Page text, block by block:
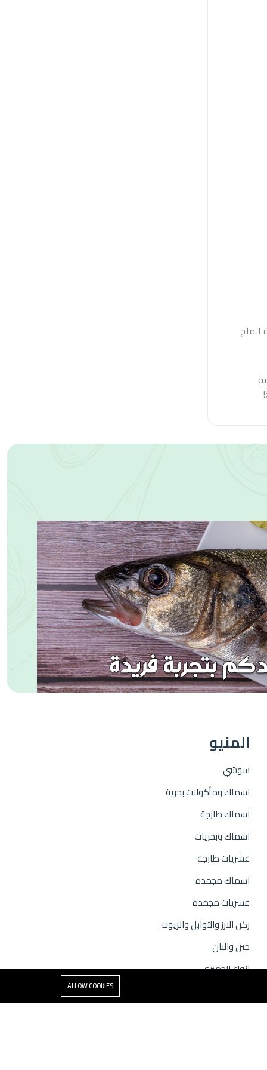
إضافة الملح
المنيو
سوشي
اسماك ومأكولات بحرية
اسماك طازجة
اسماك وبحريات
قشريات طازجة
اسماك مجمدة
قشريات مجمدة
ركن الارز والتوابل والزيوت
جبن والبان
انواع الجمبري
ALLOW COOKIES